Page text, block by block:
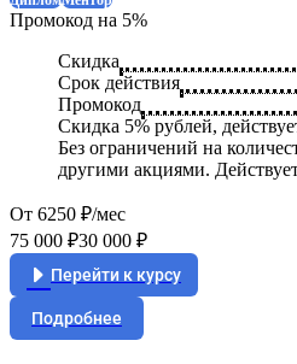
Промокод на 5%
Скидка
Срок действия
Промокод
Скидка 5% рублей,
Без ограничений на
другими акциями.
От 6250 ₽/мес
75 000 ₽30 000 ₽
Перейти к курсу
Подробнее